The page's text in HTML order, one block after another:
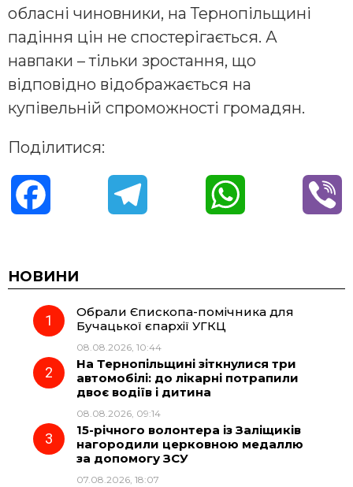
обласні чиновники, на Тернопільщині
падіння цін не спостерігається. А
навпаки – тільки зростання, що
відповідно відображається на
купівельній спроможності громадян.
Поділитися:
c
e
o
o
e
g
r
a
m
t
p
НОВИНИ
Обрали Єпископа-помічника для
Бучацької єпархії УГКЦ
08.08.2026, 10:44
На Тернопільщині зіткнулися три
автомобілі: до лікарні потрапили
двоє водіїв і дитина
08.08.2026, 09:14
15-річного волонтера із Заліщиків
нагородили церковною медаллю
за допомогу ЗСУ
07.08.2026, 18:07